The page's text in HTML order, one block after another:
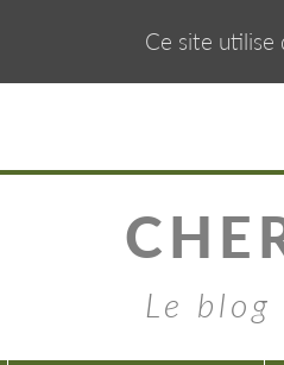
Le
Ce site utilise